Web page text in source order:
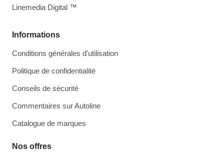
Informations
Conditions générales d'utilisation
Politique de confidentialité
Conseils de sécurité
Commentaires sur Autoline
Catalogue de marques
Nos offres
Linemedia Digital ™